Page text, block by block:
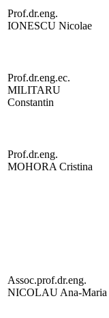
Prof.dr.eng.
IONESCU Nicolae
Prof.dr.eng.ec.
MILITARU
Constantin
Prof.dr.eng.
MOHORA Cristina
Assoc.prof.dr.eng.
NICOLAU Ana-Maria